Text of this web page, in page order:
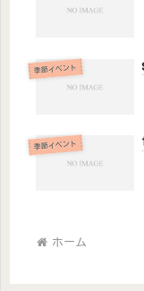
季節イベント
季節イベント
ホーム